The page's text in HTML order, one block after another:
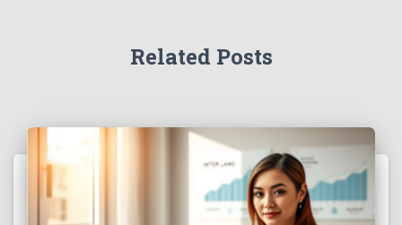
Related Posts